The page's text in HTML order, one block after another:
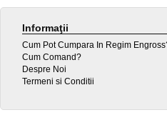
Informaţii
Cum Pot Cumpara In Regim
Cum Comand?
Despre Noi
Termeni si Conditii